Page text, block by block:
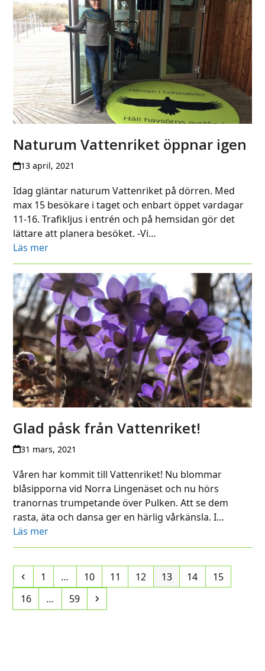
Naturum Vattenriket öppnar igen
13 april, 2021
Idag gläntar naturum Vattenriket på dörren. Med
max 15 besökare i taget och enbart öppet vardagar
11-16. Trafikljus i entrén och på hemsidan gör det
lättare att planera besöket. -Vi…
Läs mer
Glad påsk från Vattenriket!
31 mars, 2021
Våren har kommit till Vattenriket! Nu blommar
blåsipporna vid Norra Lingenäset och nu hörs
tranornas trumpetande över Pulken. Att se dem
rasta, äta och dansa ger en härlig vårkänsla. I…
Läs mer
Previous
Page
1 … Page
10 Page
11 Page
12 Page
13 Page
14 Page
15
Page
16 … Page
59 Next